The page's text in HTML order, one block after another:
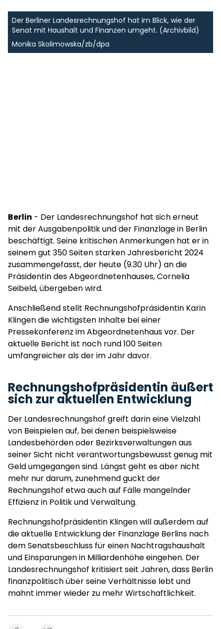
Der Berliner Landesrechnungshof hat im Blick, wie der
Senat mit Haushalt und Finanzen umgeht. (Archivbild)
Monika Skolimowska/zb/dpa
Berlin - Der Landesrechnungshof hat sich erneut
mit der Ausgabenpolitik und der Finanzlage in Berlin
beschäftigt. Seine kritischen Anmerkungen hat er in
seinem gut 350 Seiten starken Jahresbericht 2024
zusammengefasst, der heute (9.30 Uhr) an die
Präsidentin des Abgeordnetenhauses, Cornelia
Seibeld, übergeben wird.
Anschließend stellt Rechnungshofpräsidentin Karin
Klingen die wichtigsten Inhalte bei einer
Pressekonferenz im Abgeordnetenhaus vor. Der
aktuelle Bericht ist noch rund 100 Seiten
umfangreicher als der im Jahr davor.
Rechnungshofpräsidentin äußert
sich zur aktuellen Entwicklung
Der Landesrechnungshof greift darin eine Vielzahl
von Beispielen auf, bei denen beispielsweise
Landesbehörden oder Bezirksverwaltungen aus
seiner Sicht nicht verantwortungsbewusst genug mit
Geld umgegangen sind. Längst geht es aber nicht
mehr nur darum, zunehmend guckt der
Rechnungshof etwa auch auf Fälle mangelnder
Effizienz in Politik und Verwaltung.
Rechnungshofpräsidentin Klingen will außerdem auf
die aktuelle Entwicklung der Finanzlage Berlins nach
dem Senatsbeschluss für einen Nachtragshaushalt
und Einsparungen in Milliardenhöhe eingehen. Der
Landesrechnungshof kritisiert seit Jahren, dass Berlin
finanzpolitisch über seine Verhältnisse lebt und
mahnt immer wieder zu mehr Wirtschaftlichkeit.